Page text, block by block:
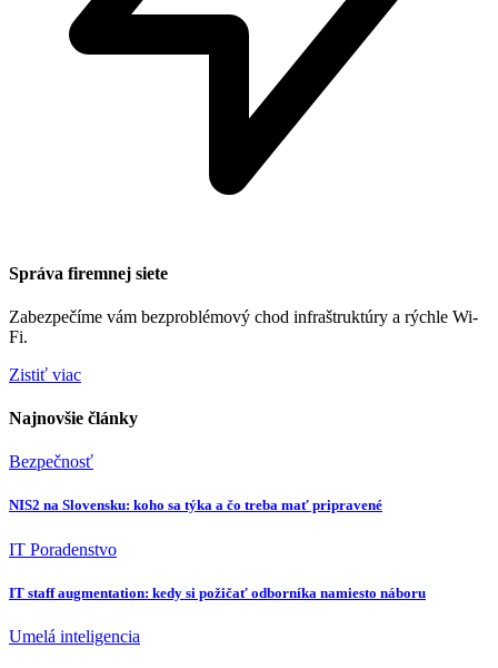
Správa firemnej siete
Zabezpečíme vám bezproblémový chod infraštruktúry a rýchle Wi-
Fi.
Zistiť viac
Najnovšie články
Bezpečnosť
NIS2 na Slovensku: koho sa týka a čo treba mať pripravené
IT Poradenstvo
IT staff augmentation: kedy si požičať odborníka namiesto náboru
Umelá inteligencia